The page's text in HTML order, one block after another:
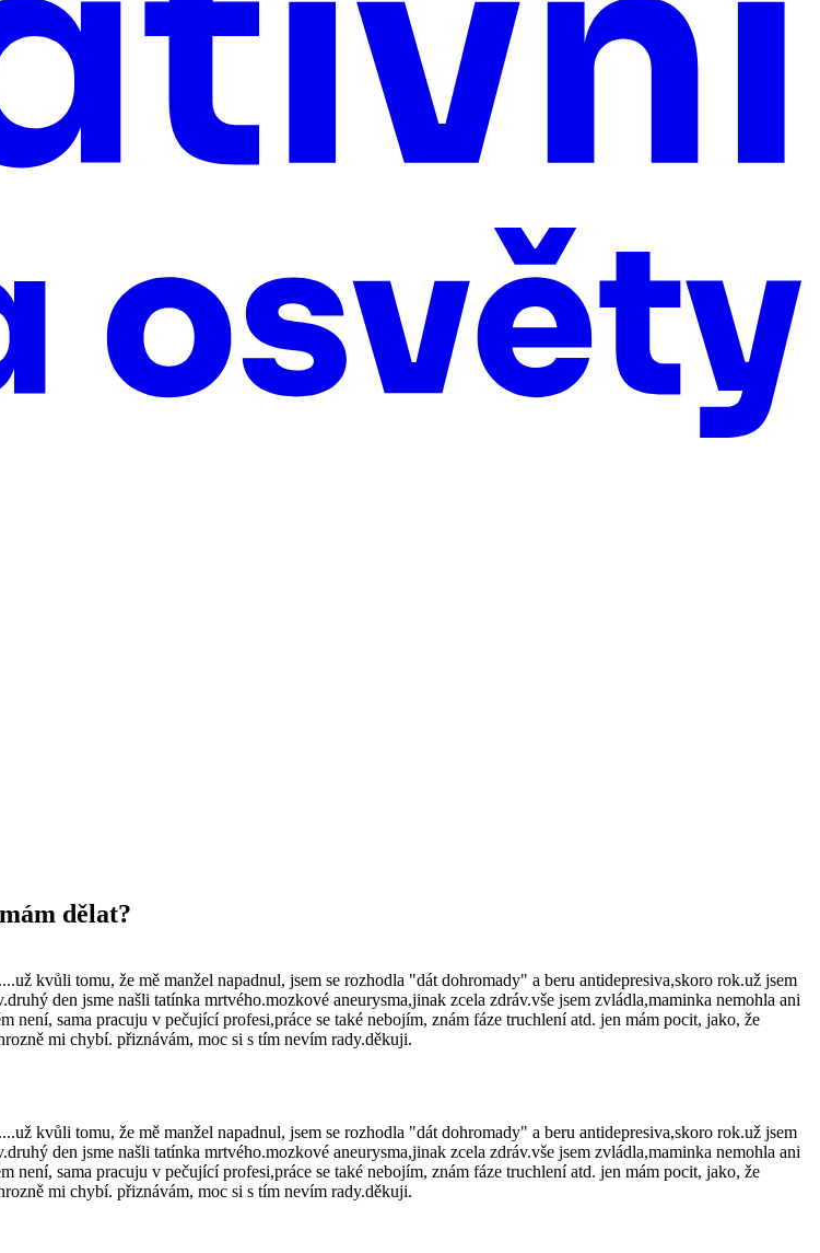
dělat?
kvůli tomu, že mě manžel napadnul, jsem se rozhodla "dát dohromady" a beru antidepresiva,skoro rok.už jsem
den jsme našli tatínka mrtvého.mozkové aneurysma,jinak zcela zdráv.vše jsem zvládla,maminka nemohla ani
sama pracuju v pečující profesi,práce se také nebojím, znám fáze truchlení atd. jen mám pocit, jako, že
mi chybí. přiznávám, moc si s tím nevím rady.děkuji.
kvůli tomu, že mě manžel napadnul, jsem se rozhodla "dát dohromady" a beru antidepresiva,skoro rok.už jsem
den jsme našli tatínka mrtvého.mozkové aneurysma,jinak zcela zdráv.vše jsem zvládla,maminka nemohla ani
sama pracuju v pečující profesi,práce se také nebojím, znám fáze truchlení atd. jen mám pocit, jako, že
mi chybí. přiznávám, moc si s tím nevím rady.děkuji.